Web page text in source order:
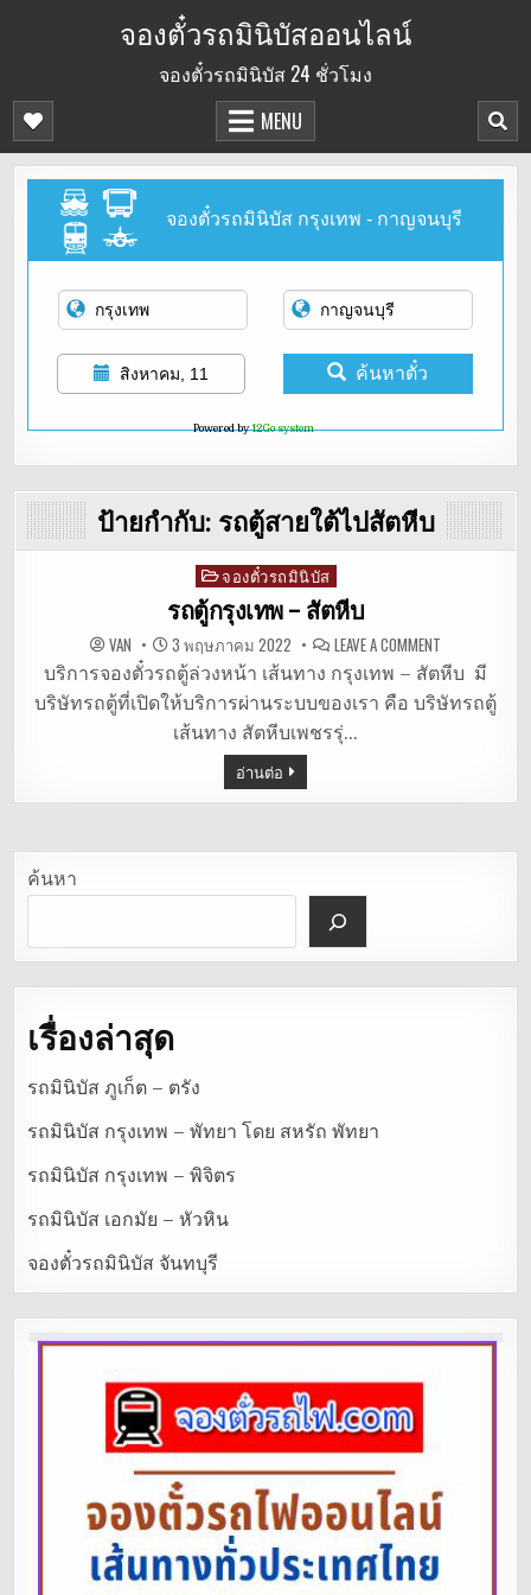
จองตั๋วรถมินิบัสออนไลน์
จองตั๋วรถมินิบัส 24 ชั่วโมง
MENU
จองตั๋วรถมินิบัส กรุงเทพ - กาญจนบุรี
สิงหาคม, 11 ค้นหาตั๋ว
Powered by12Go system
ป้ายกำกับ: รถตู้สายใต้ไปสัตหีบ
Posted
in
จองตั๋วรถมินิบัส
รถตู้กรุงเทพ – สัตหีบ
VAN 3 พฤษภาคม 2022 LEAVE A COMMENT
รถ
ตู้
กรุงเทพ
–
บริการจองตั๋วรถตู้ล่วงหน้า เส้นทาง กรุงเทพ – สัตหีบ มี
บริษัทรถตู้ที่เปิดให้บริการผ่านระบบของเรา คือ บริษัทรถตู้
เส้นทาง สัตหีบเพชรรุ่…
อ่านต่อ
ค้นหา
เรื่องล่าสุด
รถมินิบัส ภูเก็ต – ตรัง
รถมินิบัส กรุงเทพ – พัทยา โดย สหรัถ พัทยา
รถมินิบัส กรุงเทพ – พิจิตร
รถมินิบัส เอกมัย – หัวหิน
จองตั๋วรถมินิบัส จันทบุรี